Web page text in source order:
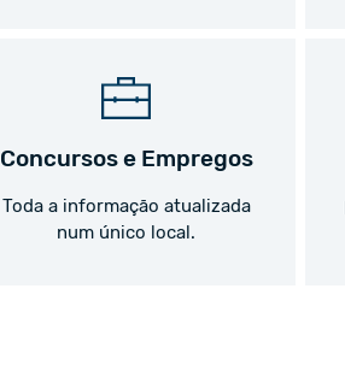
Concursos e Empregos
Toda a informação atualizada
num único local.